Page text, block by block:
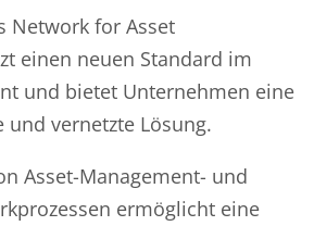
Network for Asset
einen neuen Standard im
und bietet Unternehmen eine
vernetzte Lösung.
Asset-Management- und
ermöglicht eine